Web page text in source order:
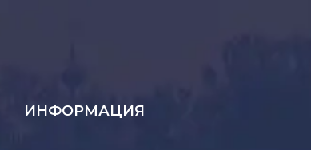
ИНФОРМАЦИЯ